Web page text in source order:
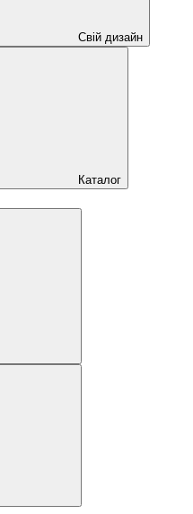
Свій дизайн
Каталог